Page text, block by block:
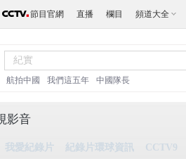
節目官網 直播 欄目 頻道大全
航拍中國 我們這五年 中國隊長
我愛紀錄片 紀錄片環球資訊 CCTV9
影音